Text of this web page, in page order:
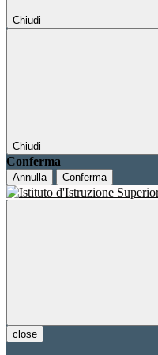
Chiudi
Chiudi
Conferma
Annulla Conferma
close